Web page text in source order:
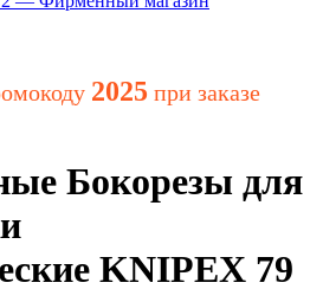
2025 при заказе
Бокорезы для
KNIPEX 79